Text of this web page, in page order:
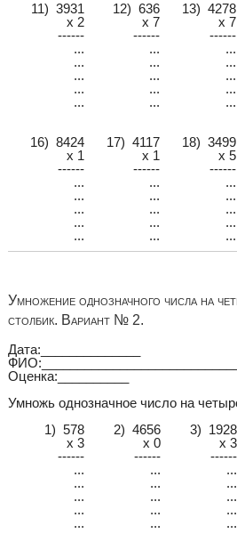
11) 3931 12) 636 13) 4278
x 2
x 7 x 7
------
------ ------
...
... ...
...
... ...
...
... ...
...
... ...
...
... ...
16) 8424 17) 4117 18) 3499
x 1
x 1 x 5
------
------ ------
...
... ...
...
... ...
...
... ...
...
... ...
...
... ...
Умножение однозначного числа на
столбик. Вариант № 2.
Дата:______________
Оценка:__________
Умножь однозначное число на
1) 578
2) 4656 3) 1928
x 3
x 0 x 3
------
------ ------
...
... ...
...
... ...
...
... ...
...
... ...
...
... ...